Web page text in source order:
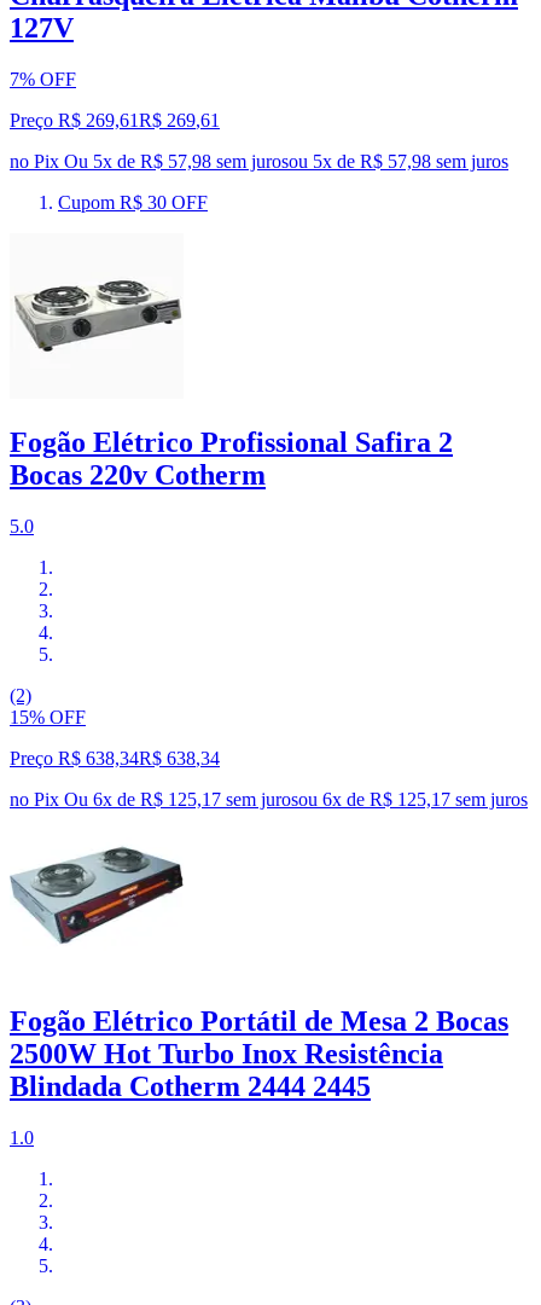
127V
7% OFF
Preço R$ 269,61R$ 269,61
no Pix Ou 5x de R$ 57,98 sem jurosou 5x de R$ 57,98 sem juros
Cupom R$ 30 OFF
Fogão Elétrico Profissional Safira 2
Bocas 220v Cotherm
5.0
(2)
15% OFF
Preço R$ 638,34R$ 638,34
no Pix Ou 6x de R$ 125,17 sem jurosou 6x de R$ 125,17 sem juros
Fogão Elétrico Portátil de Mesa 2 Bocas
2500W Hot Turbo Inox Resistência
Blindada Cotherm 2444 2445
1.0